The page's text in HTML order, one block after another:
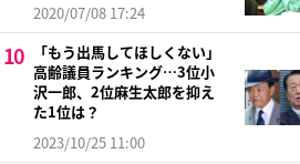
2020/07/08 17:24
「もう出馬してほしくない」
高齢議員ランキング…3位小
沢一郎、2位麻生太郎を抑え
た1位は？
2023/10/25 11:00